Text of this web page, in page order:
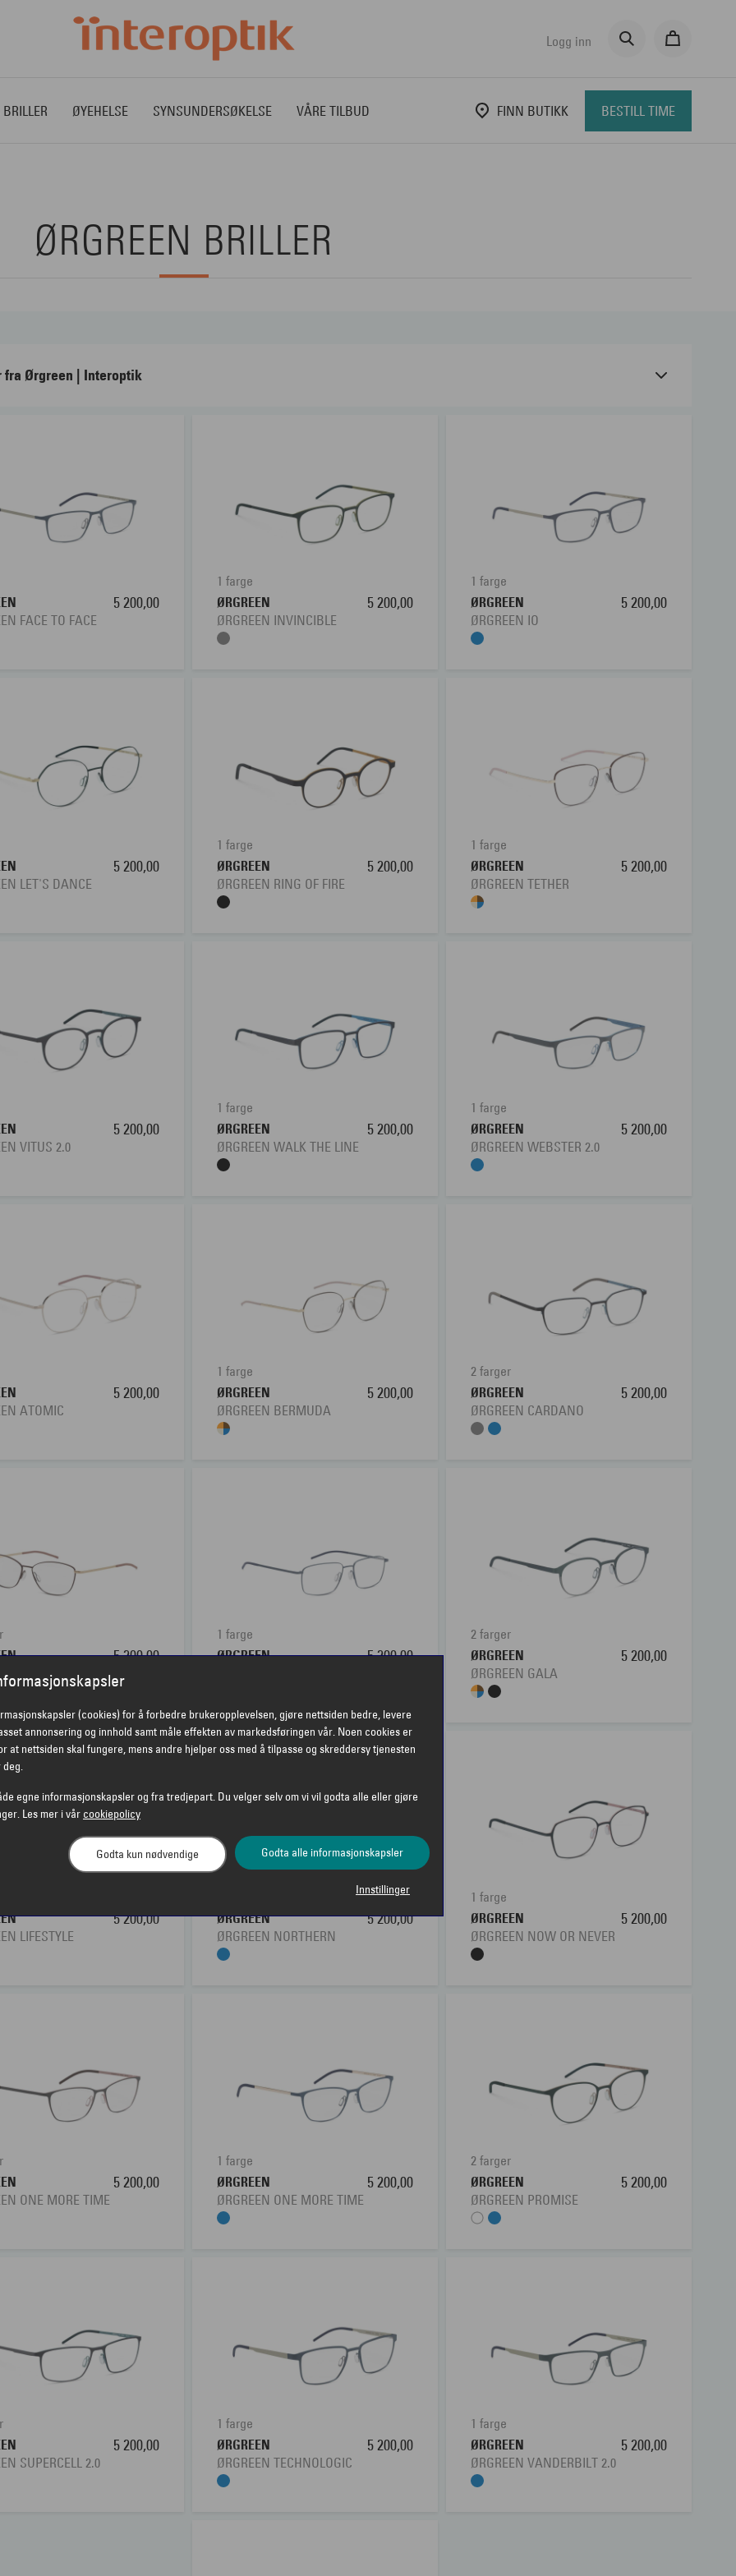
Logg inn
ØYEHELSE SYNSUNDERSØKELSE VÅRE TILBUD FINN BUTIKK BESTILL TIME
ØRGREEN BRILLER
Ørgreen | Interoptik
FACE TO FACE
5 200,00
1 farge
ØRGREEN
ØRGREEN INVINCIBLE
5 200,00
1 farge
ØRGREEN
ØRGREEN IO
5 200,00
LET'S DANCE
5 200,00
1 farge
ØRGREEN
ØRGREEN RING OF FIRE
5 200,00
1 farge
ØRGREEN
ØRGREEN TETHER
5 200,00
VITUS 2.0
5 200,00
1 farge
ØRGREEN
ØRGREEN WALK THE LINE
5 200,00
1 farge
ØRGREEN
ØRGREEN WEBSTER 2.0
5 200,00
ATOMIC
5 200,00
1 farge
ØRGREEN
ØRGREEN BERMUDA
5 200,00
2 farger
ØRGREEN
ØRGREEN CARDANO
5 200,00
CELESTIAL
5 200,00
1 farge
ØRGREEN
5 200,00
2 farger
ØRGREEN
ØRGREEN GALA
5 200,00
LIFESTYLE
5 200,00
ØRGREEN
ØRGREEN NORTHERN
5 200,00
1 farge
ØRGREEN
ØRGREEN NOW OR NEVER
5 200,00
ONE MORE TIME
5 200,00
1 farge
ØRGREEN
ØRGREEN ONE MORE TIME
5 200,00
2 farger
ØRGREEN
ØRGREEN PROMISE
5 200,00
SUPERCELL 2.0
5 200,00
1 farge
ØRGREEN
ØRGREEN TECHNOLOGIC
5 200,00
1 farge
ØRGREEN
ØRGREEN VANDERBILT 2.0
5 200,00
(cookies) for å forbedre brukeropplevelsen, gjøre nettsiden bedre, levere
annonsering og innhold samt måle effekten av markedsføringen vår. Noen cookies er
at nettsiden skal fungere, mens andre hjelper oss med å tilpasse og skreddersy tjenesten
egne informasjonskapsler og fra tredjepart. Du velger selv om vi vil godta alle eller gjøre
Les mer i vår cookiepolicy
Godta alle informasjonskapsler
Godta kun nødvendige
Innstillinger